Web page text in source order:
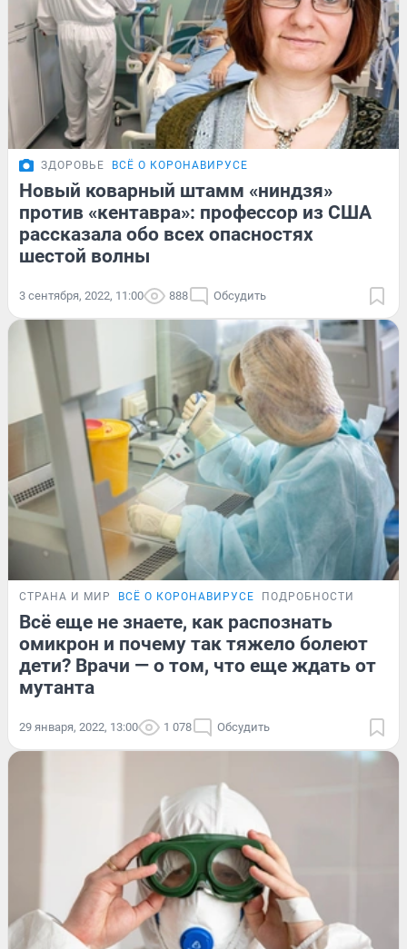
ЗДОРОВЬЕ ВСЁ О КОРОНАВИРУСЕ
Новый коварный штамм «ниндзя»
против «кентавра»: профессор из США
рассказала обо всех опасностях
шестой волны
3 сентября, 2022, 11:00 888 Обсудить
СТРАНА И МИР ВСЁ О КОРОНАВИРУСЕ ПОДРОБНОСТИ
Всё еще не знаете, как распознать
омикрон и почему так тяжело болеют
дети? Врачи — о том, что еще ждать от
мутанта
29 января, 2022, 13:00 1 078 Обсудить